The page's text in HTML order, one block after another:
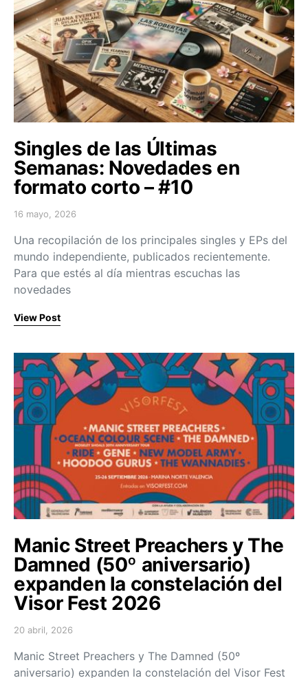
Singles de las Últimas
Semanas: Novedades en
formato corto – #10
Posted on
16 mayo, 2026
Una recopilación de los principales singles y EPs del
mundo independiente, publicados recientemente.
Para que estés al día mientras escuchas las
novedades
View Post
Manic Street Preachers y The
Damned (50º aniversario)
expanden la constelación del
Visor Fest 2026
Posted on
20 abril, 2026
Manic Street Preachers y The Damned (50º
aniversario) expanden la constelación del Visor Fest